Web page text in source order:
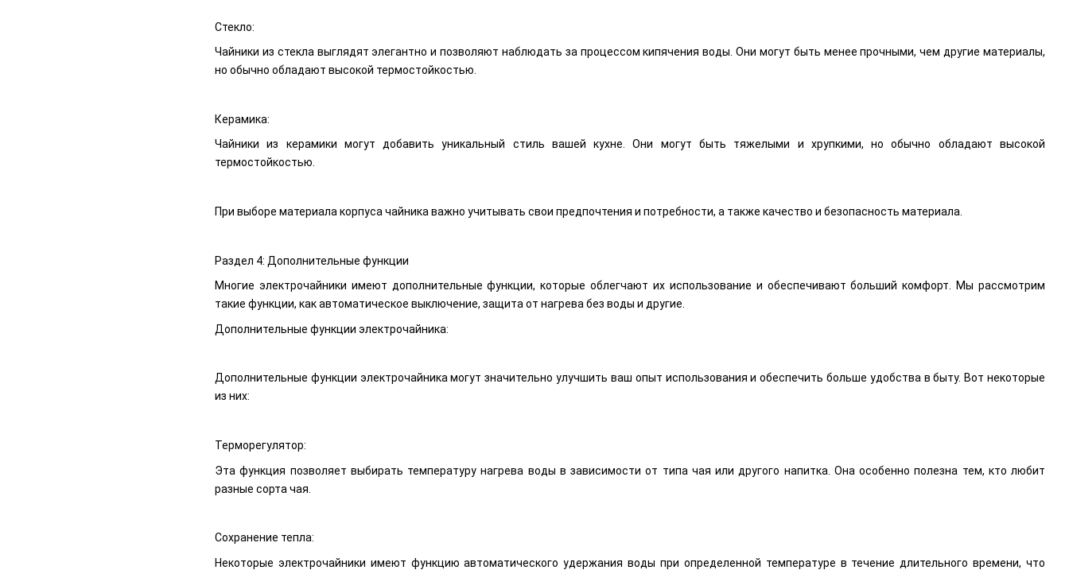
Стекло:
Чайники из стекла выглядят элегантно и позволяют наблюдать за процессом кипячения воды. Они могут быть менее прочными, чем другие материалы,
но обычно обладают высокой термостойкостью.
Керамика:
Чайники из керамики могут добавить уникальный стиль вашей кухне. Они могут быть тяжелыми и хрупкими, но обычно обладают высокой
термостойкостью.
При выборе материала корпуса чайника важно учитывать свои предпочтения и потребности, а также качество и безопасность материала.
Раздел 4: Дополнительные функции
Многие электрочайники имеют дополнительные функции, которые облегчают их использование и обеспечивают больший комфорт. Мы рассмотрим
такие функции, как автоматическое выключение, защита от нагрева без воды и другие.
Дополнительные функции электрочайника:
Дополнительные функции электрочайника могут значительно улучшить ваш опыт использования и обеспечить больше удобства в быту. Вот некоторые
из них:
Терморегулятор:
Эта функция позволяет выбирать температуру нагрева воды в зависимости от типа чая или другого напитка. Она особенно полезна тем, кто любит
разные сорта чая.
Сохранение тепла:
Некоторые электрочайники имеют функцию автоматического удержания воды при определенной температуре в течение длительного времени, что